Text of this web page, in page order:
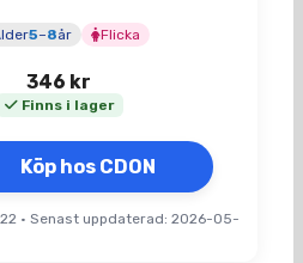
5–8år Flicka
346 kr
Finns i lager
Köp hos CDON
• Senast uppdaterad: 2026-05-